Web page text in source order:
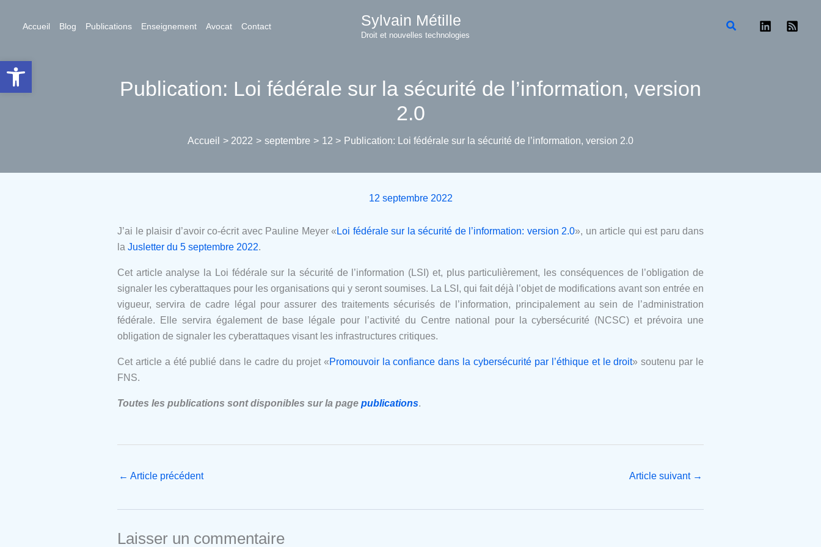
Ouvrir la barre d’outils
Accueil Blog Publications Enseignement Avocat Contact Sylvain Métille
Droit et nouvelles technologies
Rechercher
Publication: Loi fédérale sur la sécurité de l’information, version
2.0
Accueil 2022 septembre 12 Publication: Loi fédérale sur la sécurité de l’information, version 2.0
12 septembre 2022
J’ai le plaisir d’avoir co-écrit avec Pauline Meyer « Loi fédérale sur la sécurité de l’information: version 2.0», un article qui est paru dans
la Jusletter du 5 septembre 2022.
Cet article analyse la Loi fédérale sur la sécurité de l’information (LSI) et, plus particulièrement, les conséquences de l’obligation de
signaler les cyberattaques pour les organisations qui y seront soumises. La LSI, qui fait déjà l’objet de modifications avant son entrée en
vigueur, servira de cadre légal pour assurer des traitements sécurisés de l’information, principalement au sein de l’administration
fédérale. Elle servira également de base
légale pour l’activité du Centre national pour la cybersécurité (NCSC) et prévoira une
obligation de signaler les cyberattaques visant les infrastructures critiques.
Cet article a été publié dans le cadre du projet «Promouvoir la confiance dans la cybersécurité par l’éthique et le droit» soutenu par le
FNS.
Toutes les publications sont disponibles sur la page publications.
← Article précédent Article suivant →
Laisser un commentaire